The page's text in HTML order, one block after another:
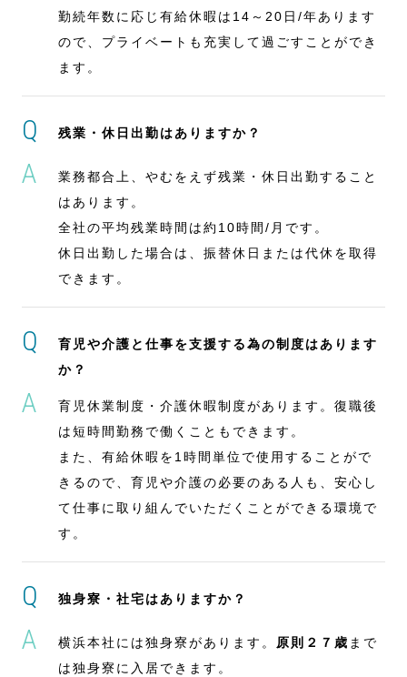
勤続年数に応じ有給休暇は14～20日/年あります
ので、プライベートも充実して過ごすことができ
ます。
残業・休日出勤はありますか？
業務都合上、やむをえず残業・休日出勤すること
はあります。
全社の平均残業時間は約10時間/月です。
休日出勤した場合は、振替休日または代休を取得
できます。
育児や介護と仕事を支援する為の制度はあります
か？
育児休業制度・介護休暇制度があります。復職後
は短時間勤務で働くこともできます。
また、有給休暇を1時間単位で使用することがで
きるので、育児や介護の必要のある人も、安心し
て仕事に取り組んでいただくことができる環境で
す。
独身寮・社宅はありますか？
横浜本社には独身寮があります。 原則２７歳 まで
は独身寮に入居できます。